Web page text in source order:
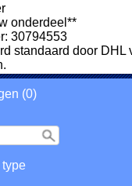
(0)
onderdeel**
30794553
standaard door DHL